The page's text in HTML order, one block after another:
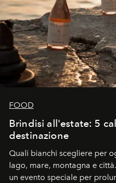
FOOD
Brindisi all'estate: 5
destinazione
Quali bianchi scegliere per
lago, mare, montagna e
un evento speciale per